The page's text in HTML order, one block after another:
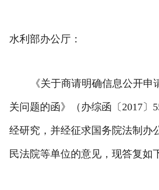
水利部办公厅：
《关于商请明确信息公开申
关问题的函》（办综函〔2017〕
经研究，并经征求国务院法制办
民法院等单位的意见，现答复如